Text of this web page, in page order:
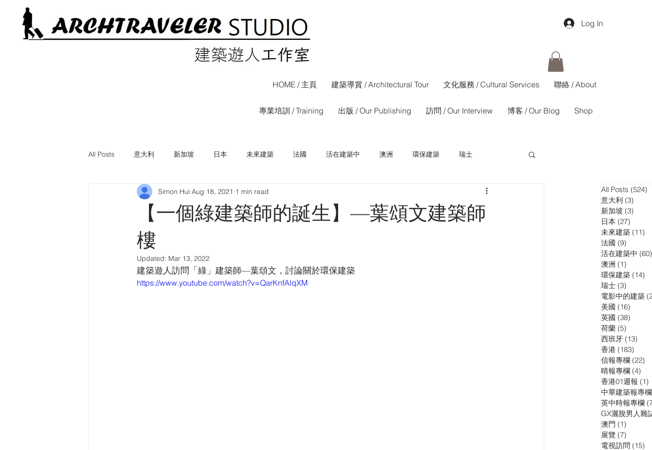
Log In
HOME / 主頁 建築導賞 / Architectural Tour 文化服務 / Cultural Services 聯絡 / About
專業培訓 / Training 出版 / Our Publishing 訪問 / Our Interview 博客 / Our Blog Shop
All Posts 意大利 新加坡 日本 未來建築 法國 活在建築中 澳洲 環保建築 瑞士
電影中的建築 美國 英國 荷蘭 西班牙
中華建築報專欄
電台訪問 中國 中東
【一個綠建築師的誕生】—葉頌文建築師
樓
Simon Hui Aug 18, 2021 1 min read
Updated: Mar 13, 2022
建築遊人訪問「綠」建築師—葉頌文，討論關於環保建築
https://www.youtube.com/watch?v=QarKnfAlqXM
All Posts (524)
意大利 (3)
新加坡 (3)
日本 (27)
未來建築 (11)
法國 (9)
活在建築中 (60)
澳洲 (1)
環保建築 (14)
瑞士 (3)
電影中的建築
美國 (16)
英國 (38)
荷蘭 (5)
西班牙 (13)
香港 (183)
信報專欄 (22)
晴報專欄 (4)
香港01週報 (1)
中華建築報專欄
英中時報專欄
GX灑脫男人雜
澳門 (1)
展覽 (7)
電視訪問 (15)